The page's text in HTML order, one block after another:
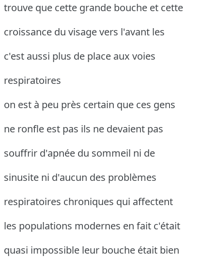
trouve que cette grande bouche et cette
croissance du visage vers l'avant les
c'est aussi plus de place aux voies
respiratoires
on est à peu près certain que ces gens
ne ronfle est pas ils ne devaient pas
souffrir d'apnée du sommeil ni de
sinusite ni d'aucun des problèmes
respiratoires chroniques qui affectent
les populations modernes en fait c'était
quasi impossible leur bouche était bien